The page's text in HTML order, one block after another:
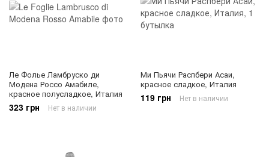
Ле Фолье Ламбруско ди
Модена Россо Амабиле,
красное полусладкое, Италия
323 грн Нет в наличии
Ми Пьячи Распбери Асаи,
красное сладкое, Италия
119 грн Нет в наличии